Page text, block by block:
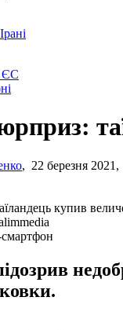
ЄС
, 22 березня 2021,
смартфон